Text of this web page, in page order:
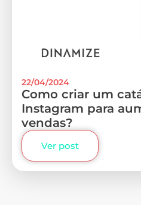
22/04/2024
Como criar um
Instagram para
vendas?
Ver post